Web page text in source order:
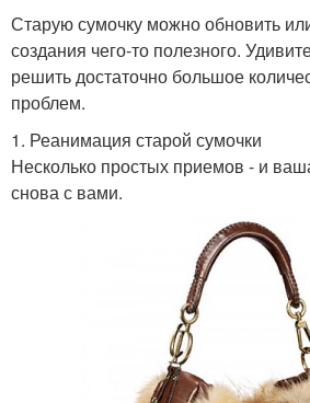
Старую сумочку можно обновить
создания чего-то полезного.
решить достаточно большое
проблем.
1. Реанимация старой сумочки
Несколько простых приемов - и
снова с вами.